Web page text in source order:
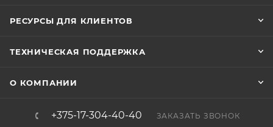
РЕСУРСЫ ДЛЯ КЛИЕНТОВ
ТЕХНИЧЕСКАЯ ПОДДЕРЖКА
О КОМПАНИИ
+375-17-304-40-40 ЗАКАЗАТЬ ЗВОНОК